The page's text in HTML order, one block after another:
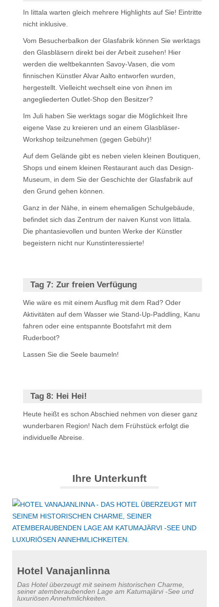
In Iittala warten gleich mehrere Highlights auf Sie! Eintritte
nicht inklusive.
Vom Besucherbalkon der Glasfabrik können Sie werktags
den Glasbläsern direkt bei der Arbeit zusehen! Hier
werden die weltbekannten Savoy-Vasen, die vom
finnischen Künstler Alvar Aalto entworfen wurden,
hergestellt. Vielleicht wechselt eine von ihnen im
angegliederten Outlet-Shop den Besitzer?
Im Juli haben Sie werktags sogar die Möglichkeit Ihre
eigene Vase zu kreieren und an einem Glasbläser-
Workshop teilzunehmen (gegen Gebühr)!
Auf dem Gelände gibt es neben vielen kleinen Boutiquen,
Shops und einem kleinen Restaurant auch das Design-
Museum, in dem Sie der Geschichte der Glasfabrik auf
den Grund gehen können.
Ganz in der Nähe, in einem ehemaligen Schulgebäude,
befindet sich das Zentrum der naiven Kunst von Iittala.
Die phantasievollen und bunten Werke der Künstler
begeistern nicht nur Kunstinteressierte!
Tag 7: Zur freien Verfügung
Wie wäre es mit einem Ausflug mit dem Rad? Oder
Aktivitäten auf dem Wasser wie Stand-Up-Paddling, Kanu
fahren oder eine entspannte Bootsfahrt mit dem
Ruderboot?
Lassen Sie die Seele baumeln!
Tag 8: Hei Hei!
Heute heißt es schon Abschied nehmen von dieser ganz
wunderbaren Region! Nach dem Frühstück erfolgt die
individuelle Abreise.
Ihre Unterkunft
Hotel Vanajanlinna
Das Hotel überzeugt mit seinem historischen Charme,
seiner atemberaubenden Lage am Katumajärvi -See und
luxuriösen Annehmlichkeiten.